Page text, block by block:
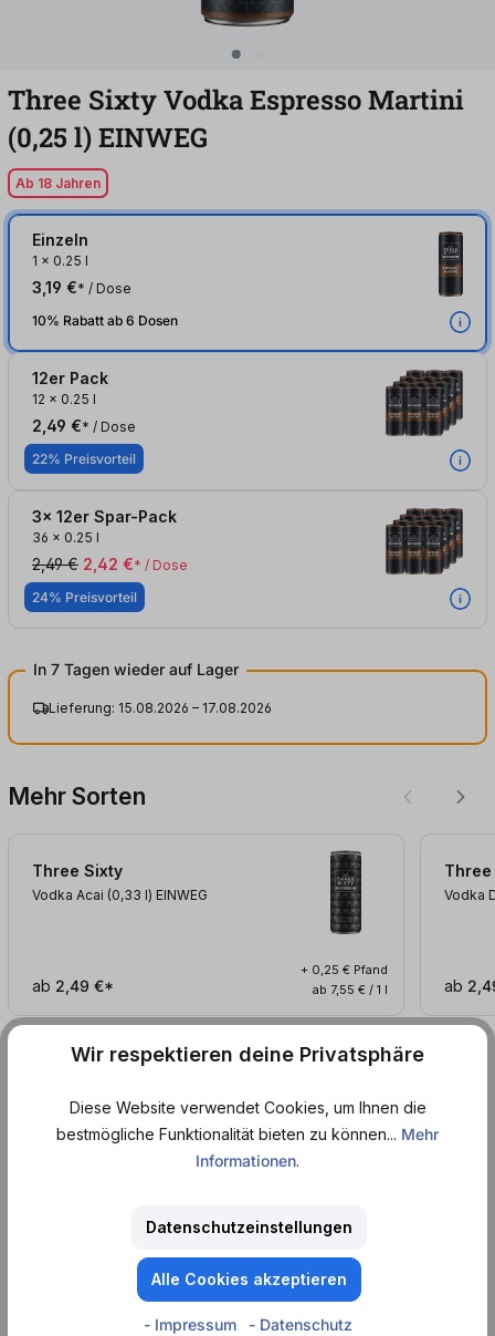
Three Sixty Vodka Espresso Martini
(0,25 l)EINWEG
Ab 18 Jahren
Einzeln
1 x 0.25 l
3,19 €* / Dose
10% Rabatt ab 6 Dosen
12er Pack
12 x 0.25 l
2,49 €* / Dose
22% Preisvorteil
3x 12er Spar-Pack
36 x 0.25 l
2,49 € 2,42 €* / Dose
24% Preisvorteil
In 7 Tagen wieder auf Lager
Lieferung: 15.08.2026 – 17.08.2026
Mehr Sorten
Three Sixty
Vodka Acai (0,33 l) EINWEG
ab 2,49 €*
+ 0,25 € Pfand
ab 7,55 € / 1 l
Vodka
ab
Erlebe mit dem Three Sixty Vodka Espresso
Der vorgemixte Cocktail von Three Sixty bietet ein authentisches
Trinkerlebnis aus der praktischen Dose. Der Espresso Marini
Cocktail verbindet den unvergleichlichen Geschmack von Three
Sixty Vodka mit intensiven Espresso und Kaffeelikör – ein Genuss
Wir respektieren deine Privatsphäre
Diese Website verwendet Cookies, um Ihnen die
bestmögliche Funktionalität bieten zu können... Mehr
Informationen.
Datenschutzeinstellungen
Alle Cookies akzeptieren
- Impressum - Datenschutz